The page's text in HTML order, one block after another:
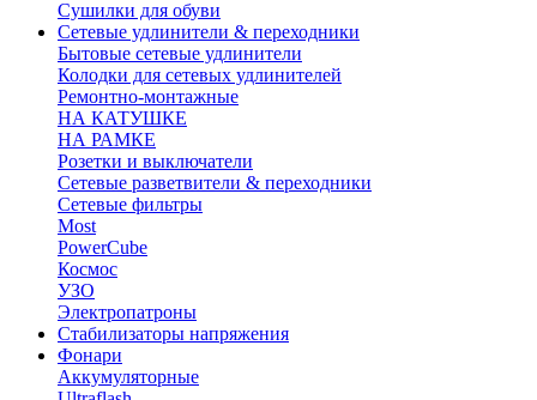
Сушилки для обуви
Сетевые удлинители & переходники
Бытовые сетевые удлинители
Колодки для сетевых удлинителей
Ремонтно-монтажные
НА КАТУШКЕ
НА РАМКЕ
Розетки и выключатели
Сетевые разветвители & переходники
Сетевые фильтры
Most
PowerCube
Космос
УЗО
Электропатроны
Стабилизаторы напряжения
Фонари
Аккумуляторные